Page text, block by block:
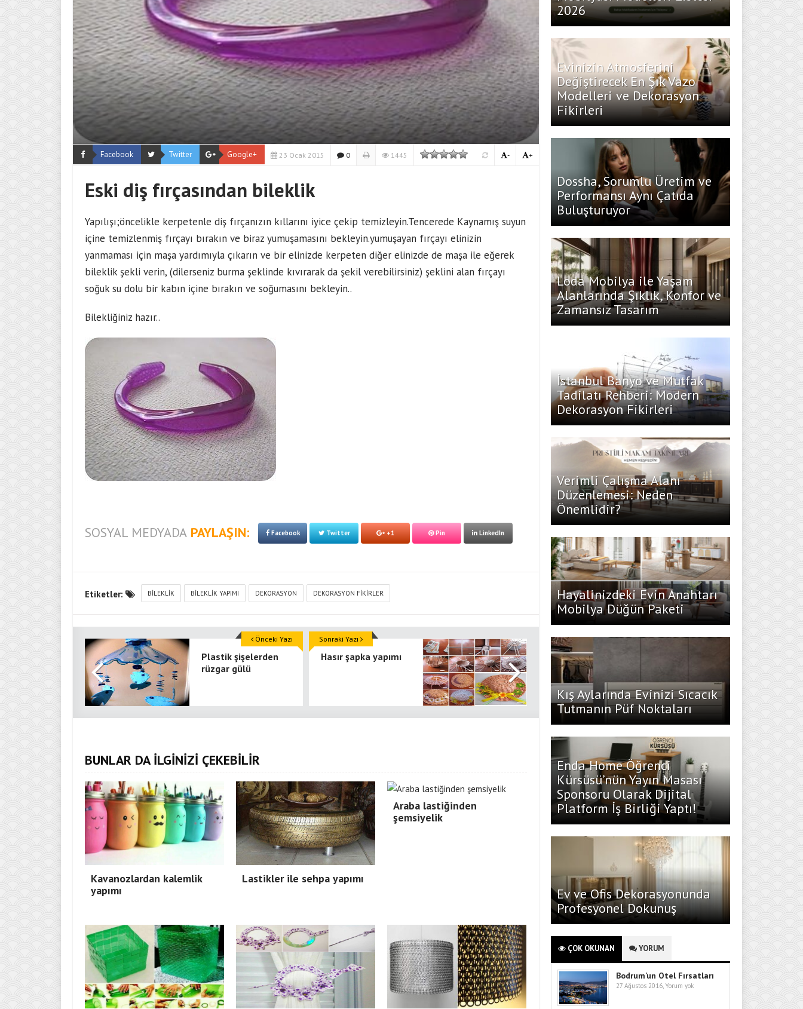
Facebook Twitter Google+ 23 Ocak 2015 0 1445 +
-
Eski diş fırçasından bileklik
Yapılışı;öncelikle kerpetenle diş fırçanızın kıllarını iyice çekip temizleyin.Tencerede Kaynamış suyun
içine temizlenmiş fırçayı bırakın ve biraz yumuşamasını bekleyin.yumuşayan fırçayı elinizin
yanmaması için maşa yardımıyla çıkarın ve bir elinizde kerpeten diğer elinizde de maşa ile eğerek
bileklik şekli verin, (dilerseniz burma şeklinde kıvırarak da şekil verebilirsiniz) şeklini alan fırçayı
soğuk su dolu bir kabın içine bırakın ve soğumasını bekleyin..
Bilekliğiniz hazır..
SOSYAL MEDYADA PAYLAŞIN: Facebook Twitter +1 Pin LinkedIn
Etiketler: BILEKLIK BILEKLIK YAPIMI DEKORASYON DEKORASYON FIKIRLER
Plastik şişelerden
rüzgar gülü
Önceki Yazı
Hasır şapka yapımı
Sonraki Yazı
BUNLAR DA İLGİNİZİ ÇEKEBİLİR
Kavanozlardan kalemlik
yapımı
Lastikler ile sehpa yapımı
Araba lastiğinden
şemsiyelik
2026
Evinizin Atmosferini
Değiştirecek En Şık Vazo
Modelleri ve Dekorasyon
Fikirleri
Dossha, Sorumlu Üretim ve
Performansı Aynı Çatıda
Buluşturuyor
Loda Mobilya ile Yaşam
Alanlarında Şıklık, Konfor ve
Zamansız Tasarım
İstanbul Banyo ve Mutfak
Tadilatı Rehberi: Modern
Dekorasyon Fikirleri
Verimli Çalışma Alanı
Düzenlemesi: Neden
Önemlidir?
Hayalinizdeki Evin Anahtarı
Mobilya Düğün Paketi
Kış Aylarında Evinizi Sıcacık
Tutmanın Püf Noktaları
Enda Home Öğrenci
Kürsüsü’nün Yayın Masası
Sponsoru Olarak Dijital
Platform İş Birliği Yaptı!
Ev ve Ofis Dekorasyonunda
Profesyonel Dokunuş
ÇOK OKUNAN YORUM
Bodrum’un Otel Fırsatları
27 Ağustos 2016, Yorum yok